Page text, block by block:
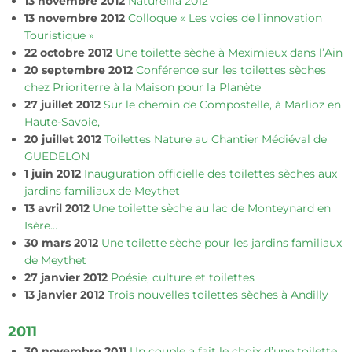
13 novembre 2012 Colloque « Les voies de l’innovation
Touristique »
22 octobre 2012 Une toilette sèche à Meximieux dans l’Ain
20 septembre 2012 Conférence sur les toilettes sèches
chez Prioriterre à la Maison pour la Planète
27 juillet 2012 Sur le chemin de Compostelle, à Marlioz en
Haute-Savoie,
20 juillet 2012 Toilettes Nature au Chantier Médiéval de
GUEDELON
1 juin 2012 Inauguration officielle des toilettes sèches aux
jardins familiaux de Meythet
13 avril 2012 Une toilette sèche au lac de Monteynard en
Isère…
30 mars 2012 Une toilette sèche pour les jardins familiaux
de Meythet
27 janvier 2012 Poésie, culture et toilettes
13 janvier 2012 Trois nouvelles toilettes sèches à Andilly
2011